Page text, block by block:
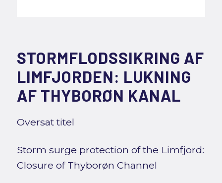
STORMFLODSSIKRING AF
LIMFJORDEN: LUKNING
AF THYBORØN KANAL
Oversat titel
Storm surge protection of the Limfjord:
Closure of Thyborøn Channel